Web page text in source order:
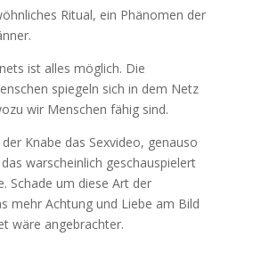
Ritual, ein Phänomen der
ist alles möglich. Die
spiegeln sich in dem Netz
wir Menschen fähig sind.
Knabe das Sexvideo, genauso
warscheinlich geschauspielert
Schade um diese Art der
mehr Achtung und Liebe am Bild
wäre angebrachter.